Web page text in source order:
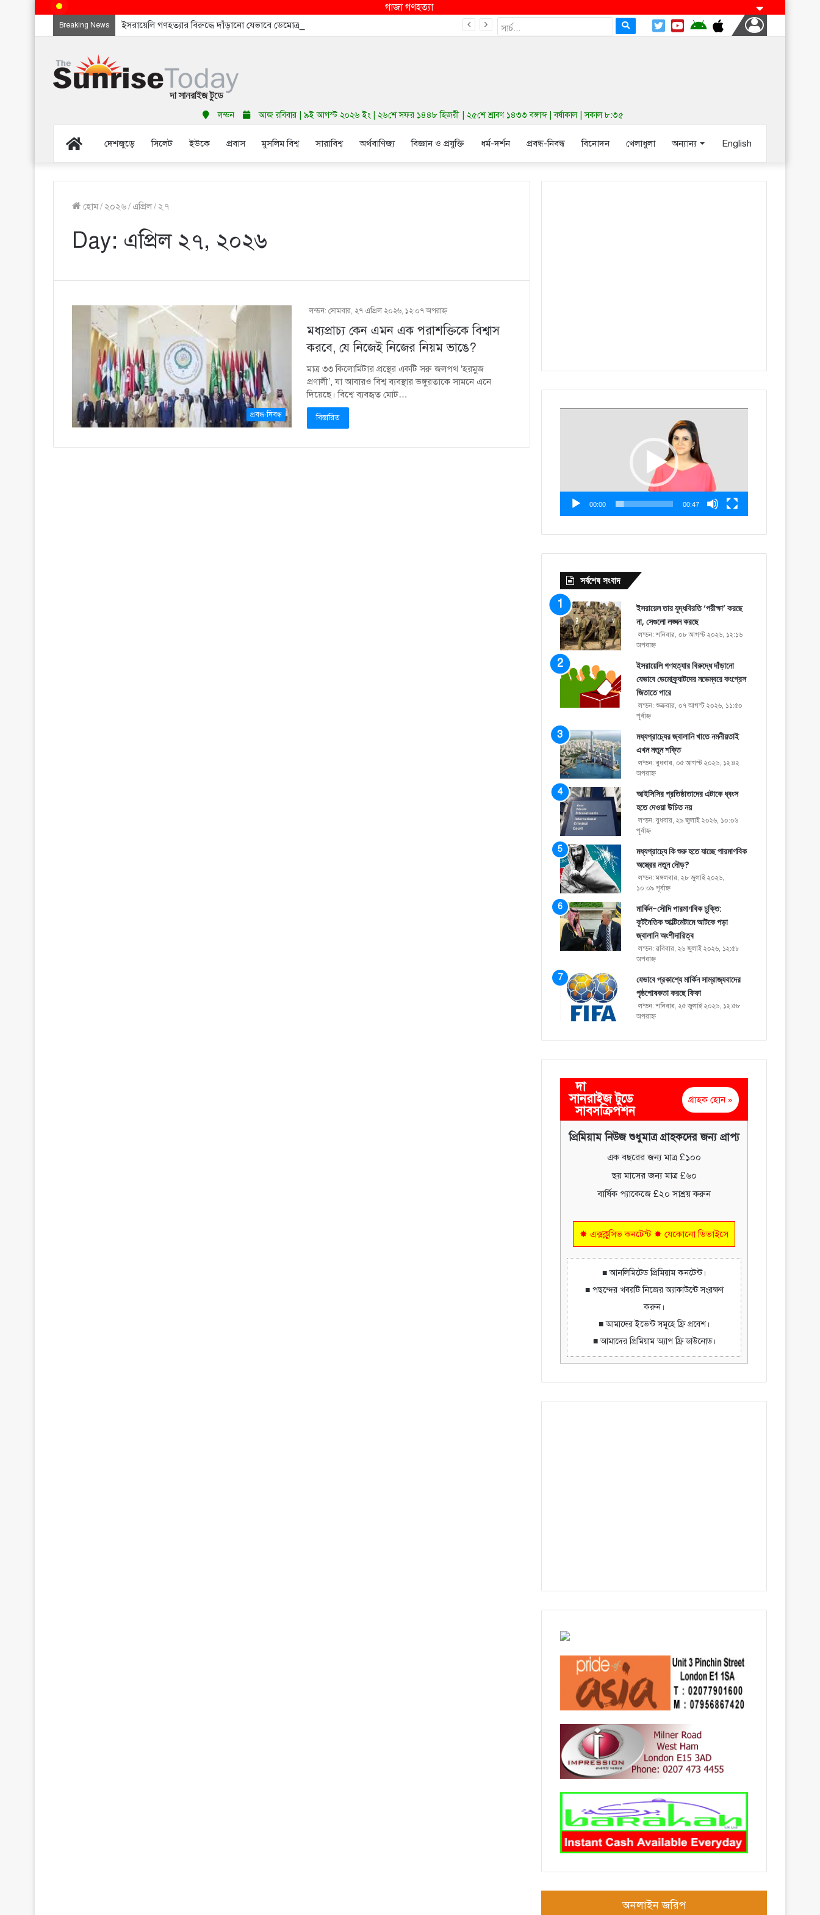
গাজা গণহত্যা
Breaking News ইসরায়েলি গণহত্যার বিরুদ্ধে দাঁড়ানো যেভাবে ডেমোক্র্যাটদের নভেম্বরে কংগ্রেস জিতাতে পারে
লন্ডন আজ রবিবার | ৯ই আগস্ট ২০২৬ ইং | ২৬শে সফর ১৪৪৮ হিজরী | ২৫শে শ্রাবণ ১৪৩৩ বঙ্গাব্দ | বর্ষাকাল | সকাল ৮:৩৫
Homeদেশজুড়ে সিলেট ইউকে প্রবাস মুসলিম বিশ্ব সারাবিশ্ব অর্থবাণিজ্য বিজ্ঞান ও প্রযুক্তি ধর্ম-দর্শন প্রবন্ধ-নিবন্ধ বিনোদন খেলাধুলা অন্যান্য English
হোম/ ২০২৬/ এপ্রিল/ ২৭
Day: এপ্রিল ২৭, ২০২৬
প্রবন্ধ-নিবন্ধ
লন্ডন: সোমবার, ২৭ এপ্রিল ২০২৬, ১২:০৭ অপরাহ্ণ
মধ্যপ্রাচ্য কেন এমন এক পরাশক্তিকে বিশ্বাস
করবে, যে নিজেই নিজের নিয়ম ভাঙে?
মাত্র ৩৩ কিলোমিটার প্রস্থের একটি সরু জলপথ ‘হরমুজ
প্রণালী’, যা আবারও বিশ্ব ব্যবস্থার ভঙ্গুরতাকে সামনে এনে
দিয়েছে। বিশ্বে ব্যবহৃত মোট…
বিস্তারিত
00:00 00:47
সর্বশেষ সংবাদ
ইসরায়েল তার যুদ্ধবিরতি ‘পরীক্ষা’ করছে
না, সেগুলো লঙ্ঘন করছে
লন্ডন: শনিবার, ০৮ আগস্ট ২০২৬, ১২:১৬
অপরাহ্ণ
ইসরায়েলি গণহত্যার বিরুদ্ধে দাঁড়ানো
যেভাবে ডেমোক্র্যাটদের নভেম্বরে কংগ্রেস
জিতাতে পারে
লন্ডন: শুক্রবার, ০৭ আগস্ট ২০২৬, ১১:৫০
পূর্বাহ্ণ
মধ্যপ্রাচ্যের জ্বালানি খাতে নমনীয়তাই
এখন নতুন শক্তি
লন্ডন: বুধবার, ০৫ আগস্ট ২০২৬, ১২:৪২
অপরাহ্ণ
আইসিসির প্রতিষ্ঠাতাদের এটাকে ধ্বংস
হতে দেওয়া উচিত নয়
লন্ডন: বুধবার, ২৯ জুলাই ২০২৬, ১০:০৬
পূর্বাহ্ণ
মধ্যপ্রাচ্যে কি শুরু হতে যাচ্ছে পারমাণবিক
অস্ত্রের নতুন দৌড়?
লন্ডন: মঙ্গলবার, ২৮ জুলাই ২০২৬,
১০:০৯ পূর্বাহ্ণ
মার্কিন-সৌদি পারমাণবিক চুক্তি:
কূটনৈতিক আল্টিমেটামে আটকে পড়া
জ্বালানি অংশীদারিত্ব
লন্ডন: রবিবার, ২৬ জুলাই ২০২৬, ১২:৫৮
অপরাহ্ণ
যেভাবে প্রকাশ্যে মার্কিন সাম্রাজ্যবাদের
পৃষ্ঠপোষকতা করছে ফিফা
লন্ডন: শনিবার, ২৫ জুলাই ২০২৬, ১২:৫৮
অপরাহ্ণ
দা
সানরাইজ টুডে
সাবসক্রিপশন
গ্রাহক হোন »
প্রিমিয়াম নিউজ শুধুমাত্র গ্রাহকদের জন্য প্রাপ্য
এক বছরের জন্য মাত্র £১০০
ছয় মাসের জন্য মাত্র £৬০
বার্ষিক প্যাকেজে £২০ সাশ্রয় করুন
✸ এক্সক্লুসিভ কনটেন্ট ✸ যেকোনো ডিভাইসে
■ আনলিমিটেড প্রিমিয়াম কনটেন্ট।
■ পছন্দের খবরটি নিজের অ্যাকাউন্টে সংরক্ষণ
করুন।
■ আমাদের ইভেন্ট সমূহে ফ্রি প্রবেশ।
■ আমাদের প্রিমিয়াম অ্যাপ ফ্রি ডাউনোড।
অনলাইন জরিপ